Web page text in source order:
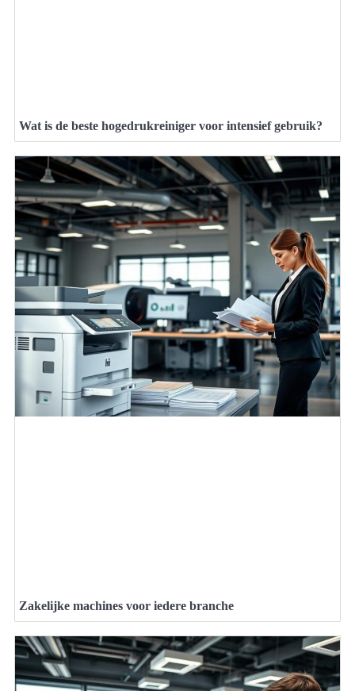
Wat is de beste hogedrukreiniger voor intensief gebruik?
Zakelijke machines voor iedere branche